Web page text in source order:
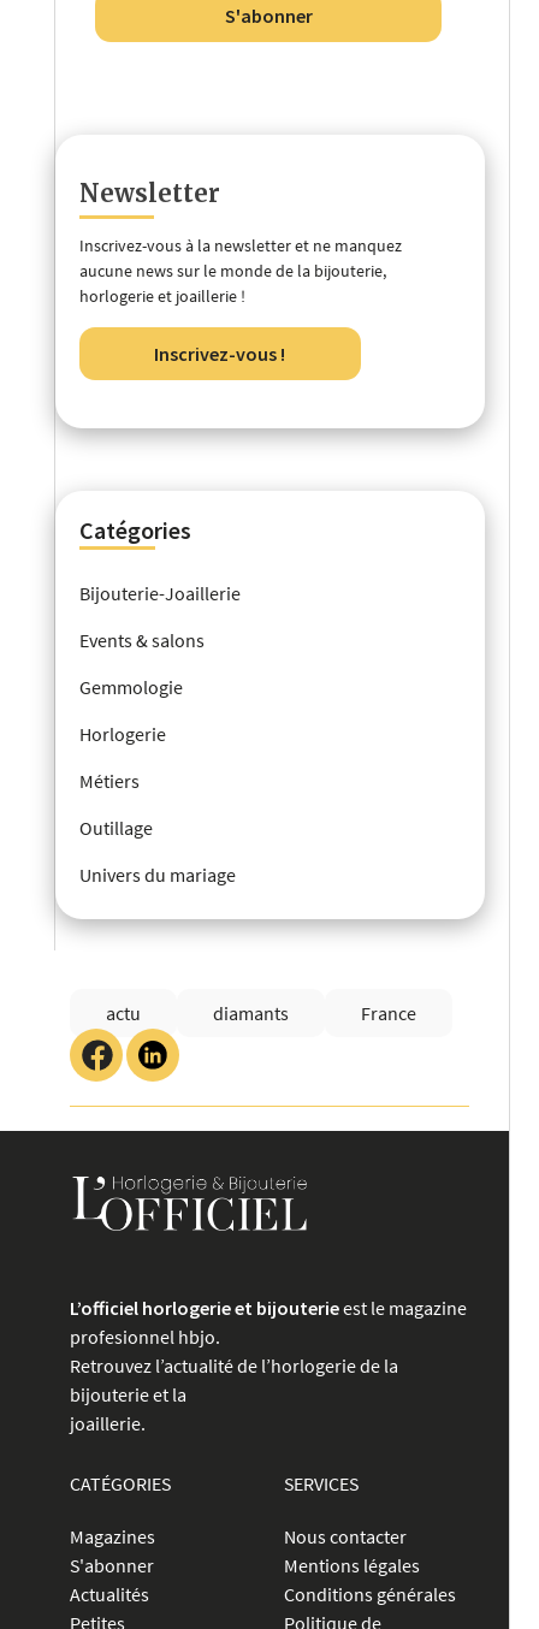
S'abonner
Newsletter
Inscrivez-vous à la newsletter et ne manquez
aucune news sur le monde de la bijouterie,
horlogerie et joaillerie !
Inscrivez-vous !
Catégories
Bijouterie-Joaillerie
Events & salons
Gemmologie
Horlogerie
Métiers
Outillage
Univers du mariage
actu diamants France
L’officiel horlogerie et bijouterieest le magazine
profesionnel hbjo.
Retrouvez l’actualité de l’horlogerie de la
bijouterie et la
joaillerie.
CATÉGORIES
Magazines
S'abonner
Actualités
Petites
SERVICES
Nous contacter
Mentions légales
Conditions générales
Politique de